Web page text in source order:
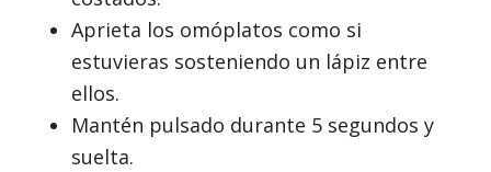
Aprieta los omóplatos como si
estuvieras sosteniendo un lápiz entre
ellos.
Mantén pulsado durante 5 segundos y
suelta.